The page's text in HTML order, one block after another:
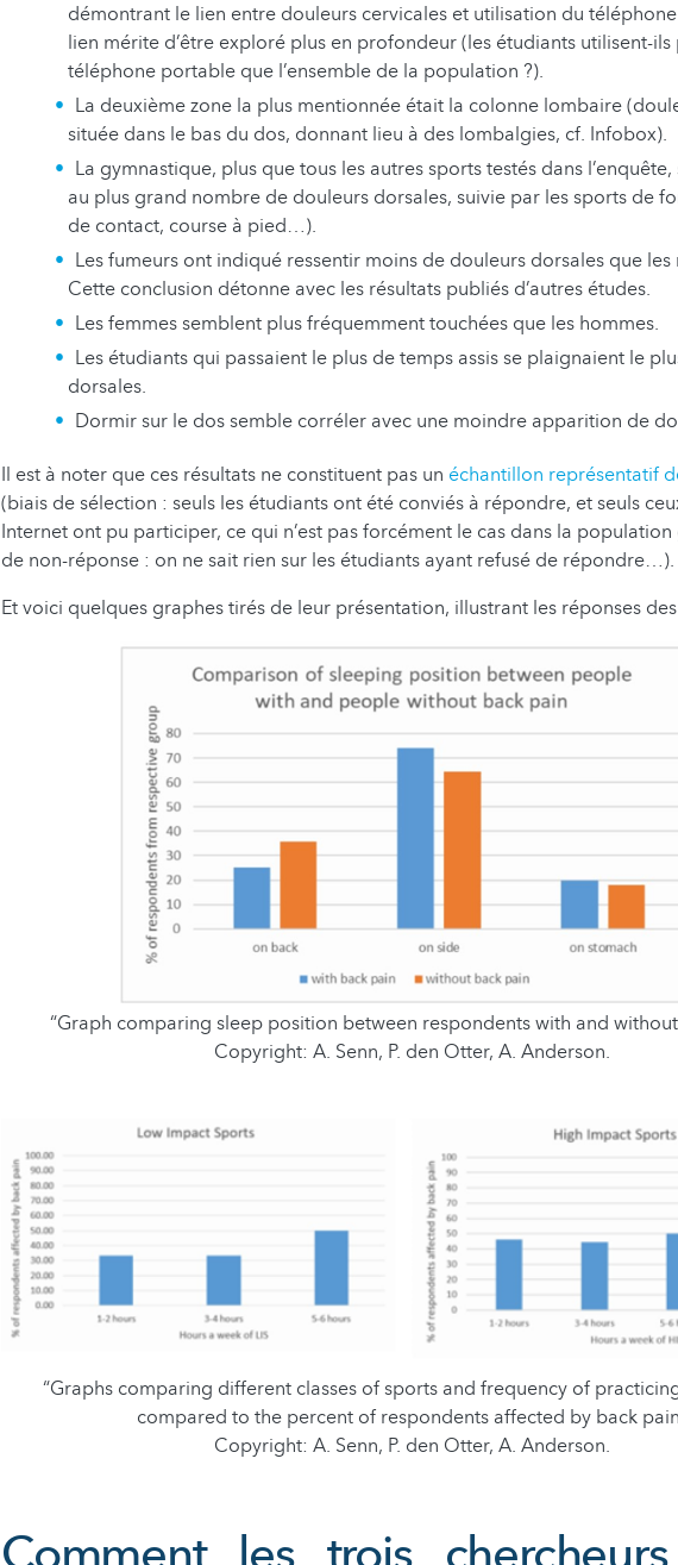
démontrant le lien entre douleurs cervicales et utilisation du
lien mérite d’être exploré plus en profondeur (les étudiants utilisent-ils
téléphone portable que l’ensemble de la population ?).
La deuxième zone la plus mentionnée était la colonne lombaire
située dans le bas du dos, donnant lieu à des lombalgies, cf. Infobox).
La gymnastique, plus que tous les autres sports testés dans
au plus grand nombre de douleurs dorsales, suivie par les sports de
de contact, course à pied…).
Les fumeurs ont indiqué ressentir moins de douleurs dorsales que les
Cette conclusion détonne avec les résultats publiés d’autres études.
Les femmes semblent plus fréquemment touchées que les hommes.
Les étudiants qui passaient le plus de temps assis se plaignaient le
dorsales.
Dormir sur le dos semble corréler avec une moindre apparition de
Il est à noter que ces résultats ne constituent pas un échantillon représentatif
(biais de sélection : seuls les étudiants ont été conviés à répondre, et seuls
Internet ont pu participer, ce qui n’est pas forcément le cas dans la
de non-réponse : on ne sait rien sur les étudiants ayant refusé de répondre…).
Et voici quelques graphes tirés de leur présentation, illustrant les réponses
“Graph comparing sleep position between respondents with and
Copyright: A. Senn, P. den Otter, A. Anderson.
“Graphs comparing different classes of sports and frequency of
compared to the percent of respondents affected by back
Copyright: A. Senn, P. den Otter, A. Anderson.